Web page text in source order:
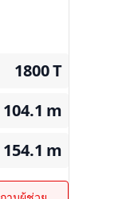
1800T
104.1 m
154.1 m